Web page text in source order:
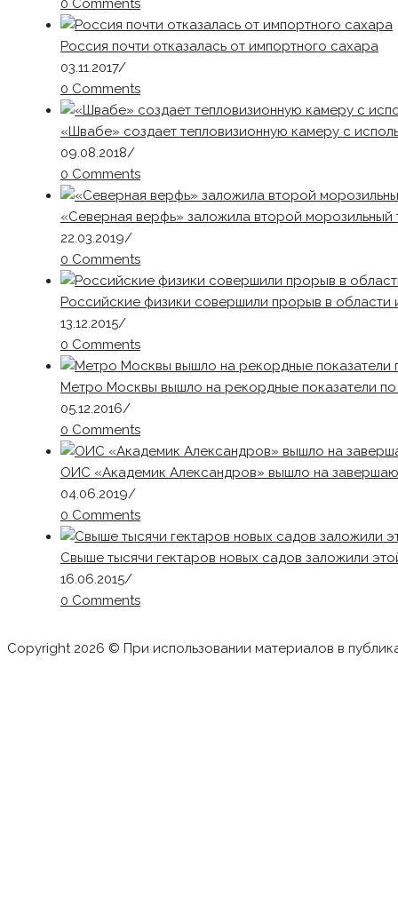
0 Comments
Россия почти отказалась от импортного сахара
03.11.2017/
0 Comments
«Швабе» создает тепловизионную камеру с
09.08.2018/
0 Comments
«Северная верфь» заложила второй
22.03.2019/
0 Comments
Российские физики совершили прорыв в области
13.12.2015/
0 Comments
Метро Москвы вышло на рекордные показатели
05.12.2016/
0 Comments
ОИС «Академик Александров» вышло на
04.06.2019/
0 Comments
Свыше тысячи гектаров новых садов заложили
16.06.2015/
0 Comments
Copyright 2026 © При использовании материалов в